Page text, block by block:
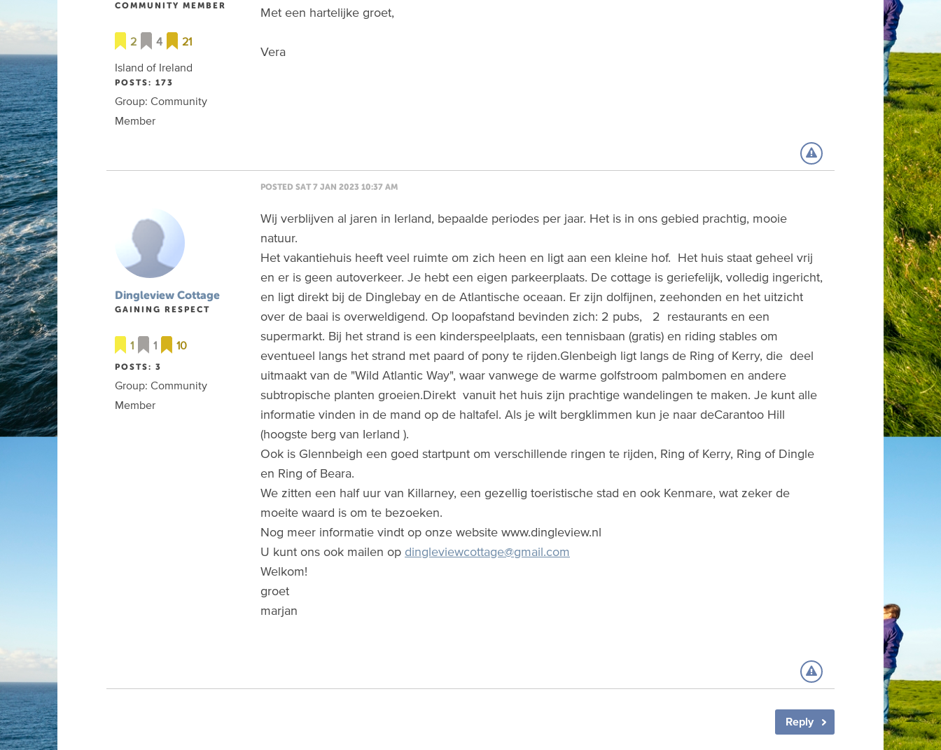
COMMUNITY MEMBER
2 4
21
Island of Ireland
POSTS: 173
Group: Community
Member
Met een hartelijke groet,
Vera
POSTED SAT 7 JAN 2023 10:37 AM
Dingleview Cottage
GAINING RESPECT
1 1 10
POSTS: 3
Group: Community
Member
Wij verblijven al jaren in Ierland, bepaalde periodes per jaar. Het is in ons gebied prachtig, mooie
natuur.
Het vakantiehuis heeft veel ruimte om zich heen en ligt aan een kleine hof. Het huis staat geheel vrij
en er is geen autoverkeer. Je hebt een eigen parkeerplaats. De cottage is geriefelijk, volledig ingericht,
en ligt direkt bij de Dinglebay en de Atlantische oceaan. Er zijn dolfijnen, zeehonden en het uitzicht
over de baai is overweldigend. Op loopafstand bevinden zich: 2 pubs, 2 restaurants en een
supermarkt. Bij het strand is een kinderspeelplaats, een tennisbaan (gratis) en riding stables om
eventueel langs het strand met paard of pony te rijden.Glenbeigh ligt langs de Ring of Kerry, die deel
uitmaakt van de "Wild Atlantic Way", waar vanwege de warme golfstroom palmbomen en andere
subtropische planten groeien.Direkt vanuit het huis zijn prachtige wandelingen te maken. Je kunt alle
informatie vinden in de mand op de haltafel. Als je wilt bergklimmen kun je naar deCarantoo Hill
(hoogste berg van Ierland ).
Ook is Glennbeigh een goed startpunt om verschillende ringen te rijden, Ring of Kerry, Ring of Dingle
en Ring of Beara.
We zitten een half uur van Killarney, een gezellig toeristische stad en ook Kenmare, wat zeker de
moeite waard is om te bezoeken.
Nog meer informatie vindt op onze website www.dingleview.nl
U kunt ons ook mailen op dingleviewcottage@gmail.com
Welkom!
groet
marjan
Reply